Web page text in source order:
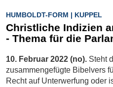
HUMBOLDT-FORM | KUPPEL
Christliche Indizien
- Thema für die
10. Februar 2022 (no). Steht
zusammengefügte Bibelvers
Recht auf Unterwerfung oder